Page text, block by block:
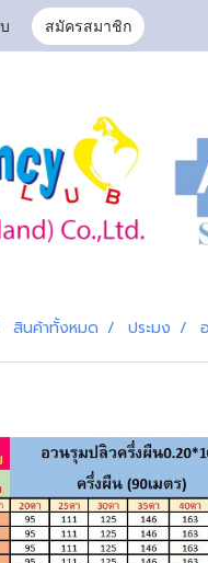
สมัครสมาชิก
สินค้าทั้งหมด ประมง